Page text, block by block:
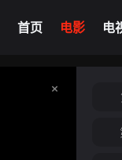
首页 电影 电